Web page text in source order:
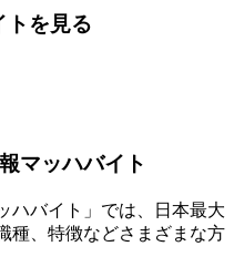
トを見る
マッハバイト
ハバイト」では、日本最大
種、特徴などさまざまな方